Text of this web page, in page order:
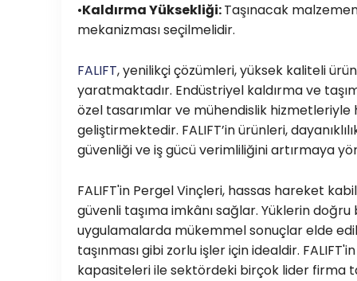
•Kaldırma Yüksekliği:Taşınacak
mekanizması seçilmelidir.
FALIFT, yenilikçi çözümleri, yüksek kaliteli
yaratmaktadır. Endüstriyel kaldırma ve
özel tasarımlar ve mühendislik
geliştirmektedir. FALIFT’in ürünleri,
güvenliği ve iş gücü verimliliğini artırmaya
FALIFT'in Pergel Vinçleri, hassas hareket
güvenli taşıma imkânı sağlar. Yüklerin
uygulamalarda mükemmel sonuçlar elde
taşınması gibi zorlu işler için idealdir.
kapasiteleri ile sektördeki birçok lider firma